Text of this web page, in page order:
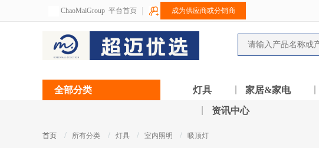
ChaoMaiGroup 平台首页 成为供应商或分销商
全部分类 灯具 家居&家电
资讯中心
首页 / 所有分类 / 灯具 / 室内照明 / 吸顶灯